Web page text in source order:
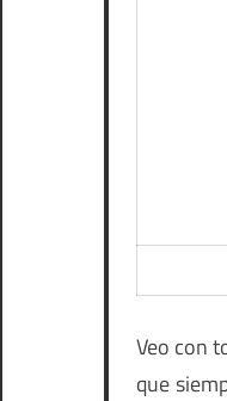
Veo con
que